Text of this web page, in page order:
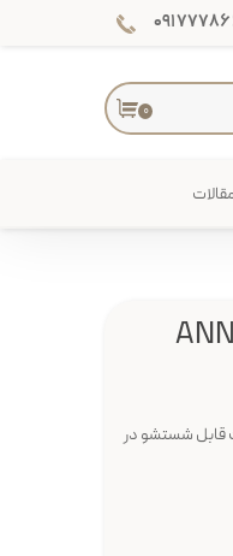
۰
قابل شستشو در